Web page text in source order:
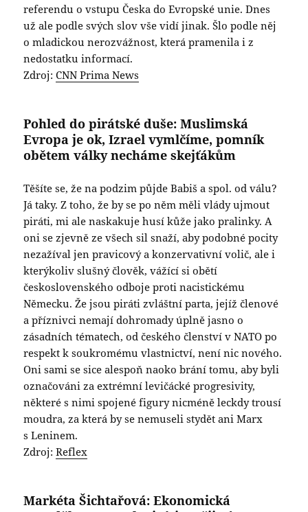
referendu o vstupu Česka do Evropské unie. Dnes
už ale podle svých slov vše vidí jinak. Šlo podle něj
o mladickou nerozvážnost, která pramenila i z
nedostatku informací.
Zdroj:CNN Prima News
Pohled do pirátské duše: Muslimská
Evropa je ok, Izrael vymlčíme, pomník
obětem války necháme skejťákům
Těšíte se, že na podzim půjde Babiš a spol. od válu?
Já taky. Z toho, že by se po něm měli vlády ujmout
piráti, mi ale naskakuje husí kůže jako pralinky. A
oni se zjevně ze všech sil snaží, aby podobné pocity
nezažíval jen pravicový a konzervativní volič, ale i
kterýkoliv slušný člověk, vážící si obětí
československého odboje proti nacistickému
Německu. Že jsou piráti zvláštní parta, jejíž členové
a příznivci nemají dohromady úplně jasno o
zásadních tématech, od českého členství v NATO po
respekt k soukromému vlastnictví, není nic nového.
Oni sami se sice alespoň naoko brání tomu, aby byli
označováni za extrémní levičácké progresivity,
některé s nimi spojené figury nicméně leckdy trousí
moudra, za která by se nemuseli stydět ani Marx
s Leninem.
Zdroj:Reflex
Markéta Šichtařová: Ekonomická